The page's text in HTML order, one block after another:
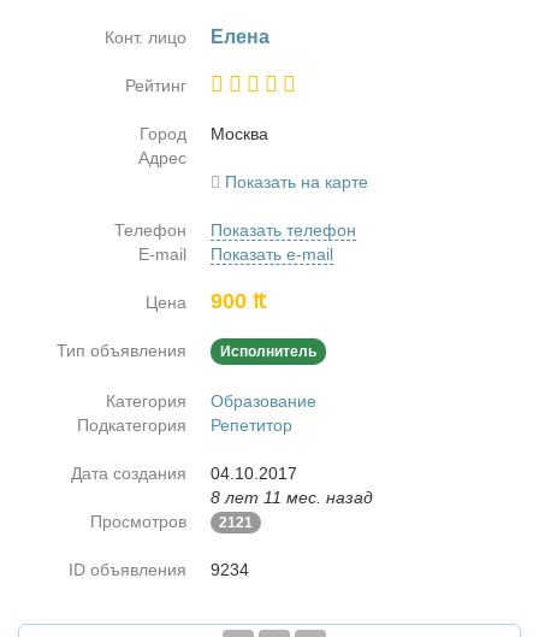
Конт. лицо Еле­на
Рейтинг
Город
Москва
Адрес
Показать на карте
Телефон
Показать телефон
E-mail
Показать e-mail
Цена 900 ₶
Тип объявления Исполнитель
Категория
Образование
Подкатегория
Репетитор
Дата создания
04.10.2017
8 лет 11 мес. назад
Просмотров
2121
ID объявления 9234